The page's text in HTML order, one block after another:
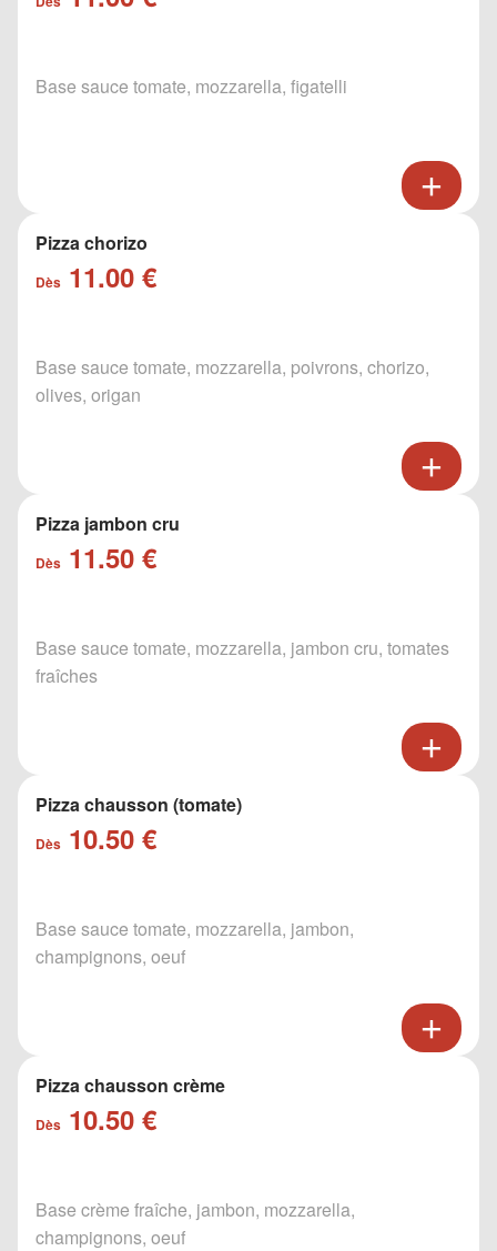
Base sauce tomate, mozzarella, figatelli
Pizza chorizo
Dès 11.00 €
Base sauce tomate, mozzarella, poivrons, chorizo,
olives, origan
Pizza jambon cru
Dès 11.50 €
Base sauce tomate, mozzarella, jambon cru, tomates
fraîches
Pizza chausson (tomate)
Dès 10.50 €
Base sauce tomate, mozzarella, jambon,
champignons, oeuf
Pizza chausson crème
Dès 10.50 €
Base crème fraîche, jambon, mozzarella,
champignons, oeuf